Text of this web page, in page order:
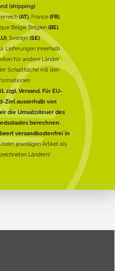
(shipping)
(AT), France (FR),
België Belgien (BE),
, Sverige(SE)
Lieferungen innerhalb
für andere Länder
Schaltfläche mit den
zzgl. Versand. Für EU-
Ziel ausserhalb von
die Umsatzsteuer des
berechnen.
versandkostenfrei in
jeweiligen Artikel als
Ländern!